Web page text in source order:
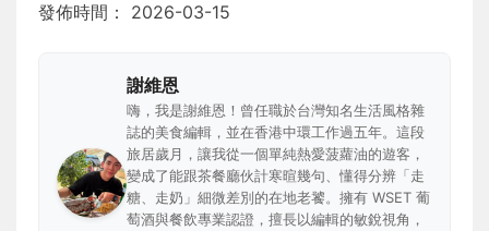
發佈時間： 2026-03-15
謝維恩
嗨，我是謝維恩！曾任職於台灣知名生活風格雜
誌的美食編輯，並在香港中環工作過五年。這段
旅居歲月，讓我從一個單純熱愛菠蘿油的遊客，
變成了能跟茶餐廳伙計寒暄幾句、懂得分辨「走
糖、走奶」細微差別的在地老饕。擁有 WSET 葡
萄酒與餐飲專業認證，擅長以編輯的敏銳視角，